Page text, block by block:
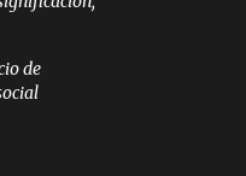
de